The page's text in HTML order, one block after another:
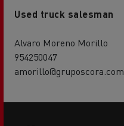
Used truck salesman
Alvaro Moreno Morillo
954250047
amorillo@gruposcora.com